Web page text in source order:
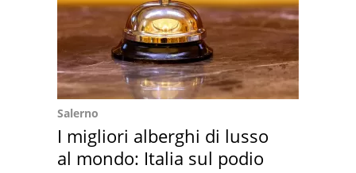
Salerno
I migliori alberghi di lusso
al mondo: Italia sul podio